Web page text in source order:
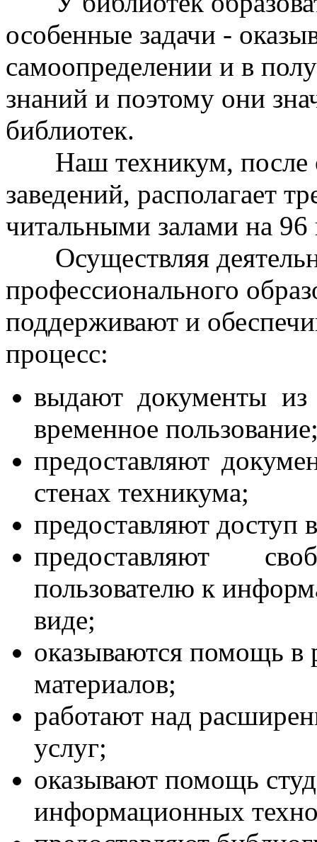
особенные задачи -
самоопределении и в
знаний и поэтому они
библиотек.
Наш техникум, после
заведений, располагает
читальными залами на
Осуществляя
профессионального
поддерживают и
процесс:
выдают документы
временное
предоставляют
стенах техникума;
предоставляют доступ
предоставляют
пользователю к
виде;
оказываются помощь в
материалов;
работают над
услуг;
оказывают помощь
информационных